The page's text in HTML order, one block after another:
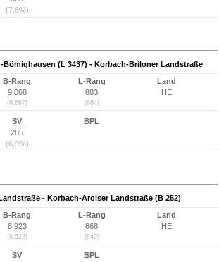
(7,6%)
Bömighausen (L 3437) - Korbach-Briloner Landstraße
B-Rang
9.068
(6.667)
L-Rang
883
(864)
Land
HE
SV
285
(6,9%)
BPL
- Korbach-Arolser Landstraße (B 252)
B-Rang
8.923
(6.522)
L-Rang
868
(849)
Land
HE
SV
BPL